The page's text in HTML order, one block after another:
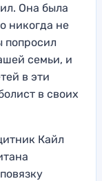
Она была
никогда не
попросил
семьи, и
в эти
в своих
Кайл